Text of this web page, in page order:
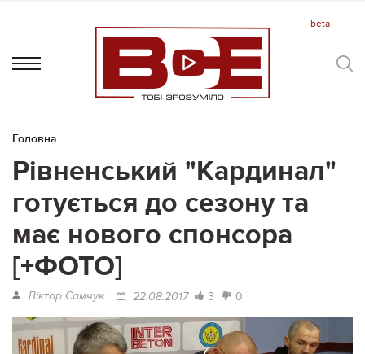
Головна
Рівненський "Кардинал"
готується до сезону та
має нового спонсора
[+ФОТО]
Віктор Самчук 22.08.2017 3 0